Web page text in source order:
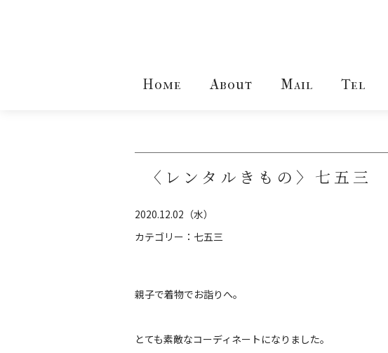
Home About Mail Tel
〈レンタルきもの〉七五三
2020.12.02（水）
カテゴリー： 七五三
親子で着物でお詣りへ。
とても素敵なコーディネートになりました。